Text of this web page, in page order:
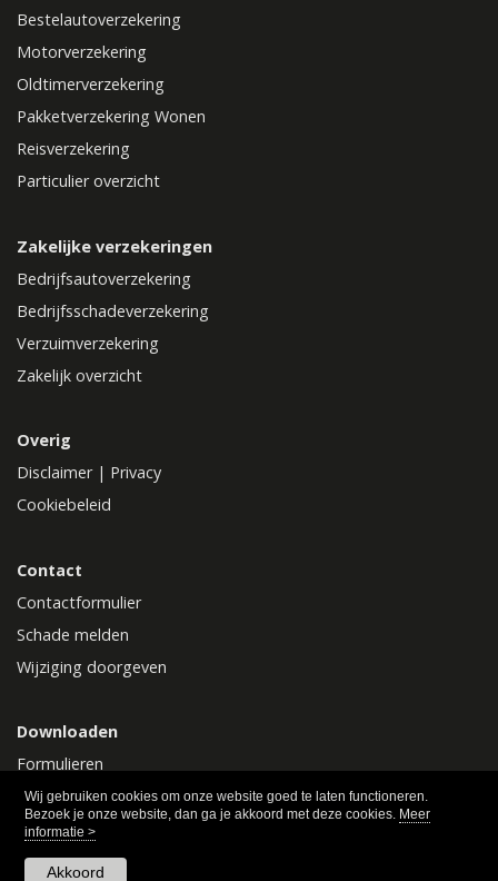
Wij gebruiken cookies om onze website goed te laten functioneren.
Bezoek je onze website, dan ga je akkoord met deze cookies. Meer
informatie >
Akkoord
Bestelautoverzekering
Motorverzekering
Oldtimerverzekering
Pakketverzekering Wonen
Reisverzekering
Particulier overzicht
Zakelijke verzekeringen
Bedrijfsautoverzekering
Bedrijfsschadeverzekering
Verzuimverzekering
Zakelijk overzicht
Overig
Disclaimer| Privacy
Cookiebeleid
Contact
Contactformulier
Schade melden
Wijziging doorgeven
Downloaden
Formulieren
Polisvoorwaarden